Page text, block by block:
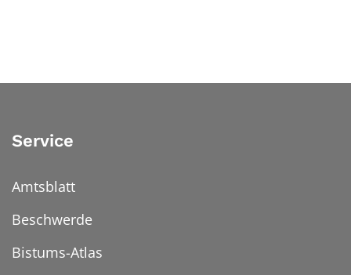
Service
Amtsblatt
Beschwerde
Bistums-Atlas